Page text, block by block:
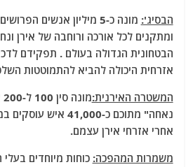
הבסיג':
ומתקנים לכל אורכה ורוחבה של אירן
הבטחונית הגדולה בעולם . תפקידם
אזרחית היכולה להביא להתמוטטות
המשטרה האירנית:
נאחה" מתוכם כ-41,000
אחרי אזרחי אירן עצמם.
משמרות המהפכה: כוחות מיוחדים